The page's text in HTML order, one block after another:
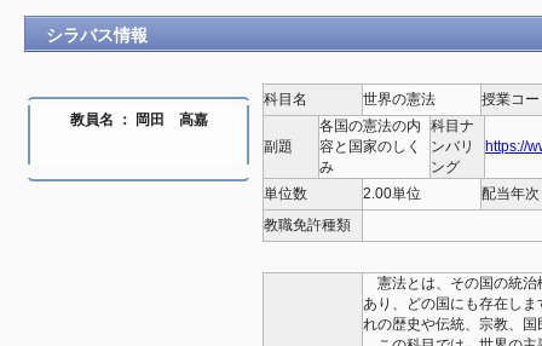
シラバス情報
教員名 ： 岡田 高嘉
科目名 世界の憲法 授業コ
副題
各国の憲法の内
容と国家のしく
み
科目ナ
ンバリ
ング
https://
単位数 2.00単位
配当年次
教職免許種類
憲法とは、その国の統治
あり、どの国にも存在し
れの歴史や伝統、宗教、